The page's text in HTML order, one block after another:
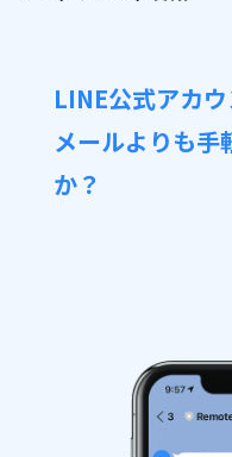
LINE公式アカ
メールよりも手
か？